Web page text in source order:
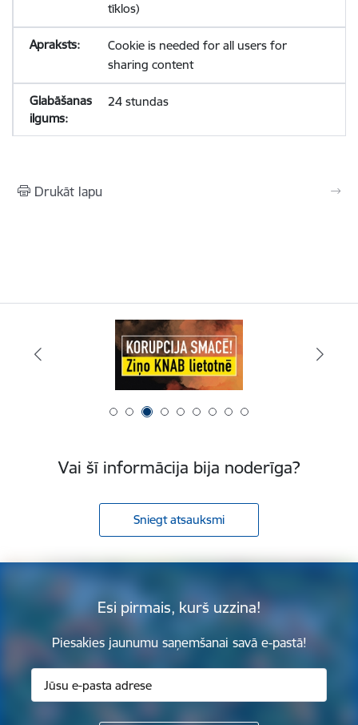
tīklos)
Cookie is needed for all users for
sharing content
24 stundas
Drukāt lapu
Vai šī informācija bija noderīga?
Sniegt atsauksmi
Esi pirmais, kurš uzzina!
Piesakies jaunumu saņemšanai savā e-pastā!